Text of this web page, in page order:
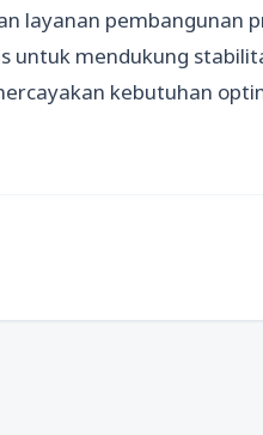
layanan pembangunan
untuk mendukung
kebutuhan